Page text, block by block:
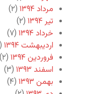
مرداد ۱۳۹۴
(۲)
تیر ۱۳۹۴
(۲)
خرداد ۱۳۹۴
(۷)
اردیبهشت ۱۳۹۴
(۲)
فروردین ۱۳۹۴
(۲)
اسفند ۱۳۹۳
(۳)
بهمن ۱۳۹۳
(۴)